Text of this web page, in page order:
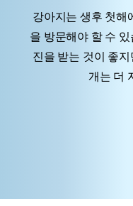
강아지는 생후 첫해
을 방문해야 할 수
진을 받는 것이 좋
개는 더